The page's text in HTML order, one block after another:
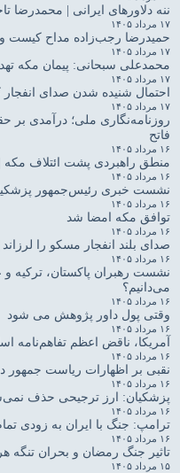
ننه دلاورهای ایرانی | محمدرضا
۱۷ مرداد ۱۴۰۵
حمیدرضا رجب‌زاده مداح کیست
۱۷ مرداد ۱۴۰۵
محمدعلی سبحانی: پیمان مکه
۱۷ مرداد ۱۴۰۵
احتمال شنیده شدن صدای
۱۷ مرداد ۱۴۰۵
روزنامه‌نگاری ملی؛ درآمدی بر
فاتح
۱۶ مرداد ۱۴۰۵
منطق راهبردی پشت ائتلاف
۱۶ مرداد ۱۴۰۵
نشست خبری رئیس‌جمهور
۱۶ مرداد ۱۴۰۵
توافق مکه امضا شد
۱۶ مرداد ۱۴۰۵
صدای بلند انفجار مسکو را
۱۶ مرداد ۱۴۰۵
نشست رهبران پاکستان، ترکیه
می‌دانیم؟
۱۶ مرداد ۱۴۰۵
وقتی پول داور پژوهش می شود
۱۶ مرداد ۱۴۰۵
آمریکا، ناقض اعظم تفاهم‌نامه
۱۶ مرداد ۱۴۰۵
نقبی بر اظهارات ریاست جمهور
۱۶ مرداد ۱۴۰۵
پزشکیان: ارز ترجیحی حذف
۱۶ مرداد ۱۴۰۵
ترامپ: جنگ با ایران به زودی
۱۶ مرداد ۱۴۰۵
تاثیر جنگ رمضان و بحران تنگه
۱۵ مرداد ۱۴۰۵